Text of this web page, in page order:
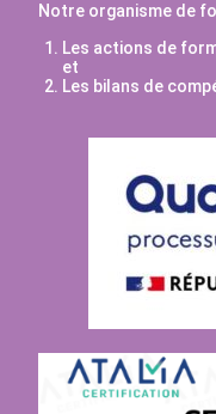
Notre organisme de
Les actions de
et
Les bilans de